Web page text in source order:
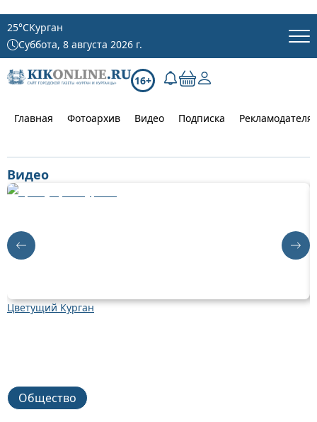
25°CКурган
Суббота, 8 августа 2026 г.
16+
Главная Фотоархив Видео Подписка
Видео
Цветущий Курган
Общество